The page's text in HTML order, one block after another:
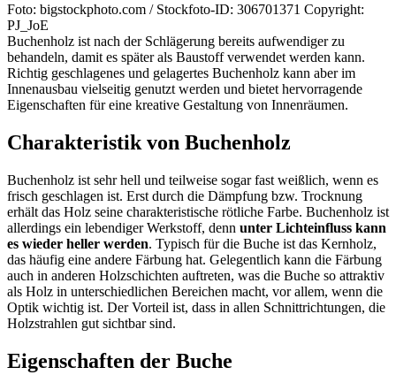
Foto: bigstockphoto.com / Stockfoto-ID: 306701371 Copyright:
PJ_JoE
Buchenholz ist nach der Schlägerung bereits aufwendiger zu
behandeln, damit es später als Baustoff verwendet werden kann.
Richtig geschlagenes und gelagertes Buchenholz kann aber im
Innenausbau vielseitig genutzt werden und bietet hervorragende
Eigenschaften für eine kreative Gestaltung von Innenräumen.
Charakteristik von Buchenholz
Buchenholz ist sehr hell und teilweise sogar fast weißlich, wenn es
frisch geschlagen ist. Erst durch die Dämpfung bzw. Trocknung
erhält das Holz seine charakteristische rötliche Farbe. Buchenholz ist
allerdings ein lebendiger Werkstoff, denn unter Lichteinfluss kann
es wieder heller werden. Typisch für die Buche ist das Kernholz,
das häufig eine andere Färbung hat. Gelegentlich kann die Färbung
auch in anderen Holzschichten auftreten, was die Buche so attraktiv
als Holz in unterschiedlichen Bereichen macht, vor allem, wenn die
Optik wichtig ist. Der Vorteil ist, dass in allen Schnittrichtungen, die
Holzstrahlen gut sichtbar sind.
Eigenschaften der Buche